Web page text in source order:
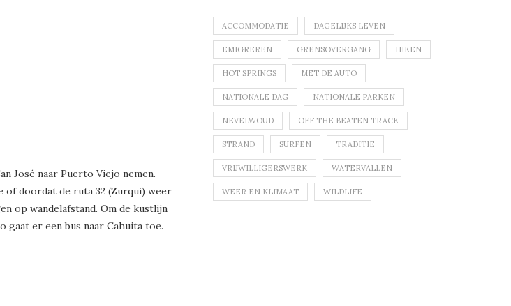
José naar Puerto Viejo nemen.
doordat de ruta 32 (Zurqui) weer
op wandelafstand. Om de kustlijn
er een bus naar Cahuita toe.
ACCOMMODATIE DAGELIJKS LEVEN
EMIGREREN GRENSOVERGANG HIKEN
HOT SPRINGS MET DE AUTO
NATIONALE DAG NATIONALE PARKEN
NEVELWOUD OFF THE BEATEN TRACK
STRAND SURFEN TRADITIE
VRIJWILLIGERSWERK WATERVALLEN
WEER EN KLIMAAT WILDLIFE